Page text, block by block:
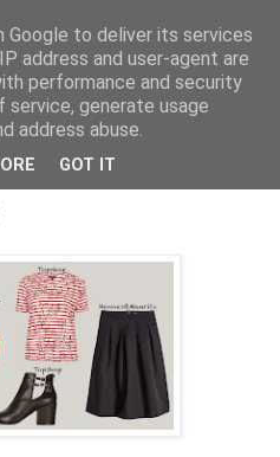
Google to deliver its services
address and user-agent are
performance and security
generate usage
address abuse.
GOT IT